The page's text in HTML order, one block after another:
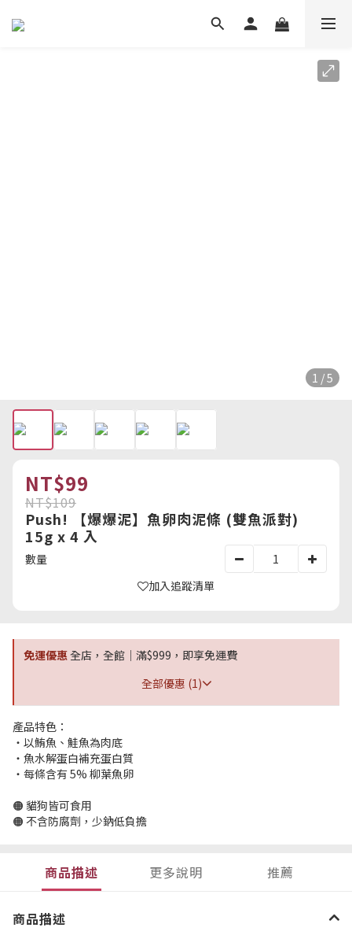
1 / 5
NT$99
NT$109
Push! 【爆爆泥】魚卵肉泥條 (雙魚派對)
15g x 4 入
數量
加入追蹤清單
免運優惠全店，全館｜滿$999，即享免運費
全部優惠 (1)
產品特色：
・以鮪魚、鮭魚為肉底
・魚水解蛋白補充蛋白質
・每條含有 5% 柳葉魚卵
🟠 貓狗皆可食用
🟠 不含防腐劑，少鈉低負擔
商品描述 更多說明 推薦
商品描述